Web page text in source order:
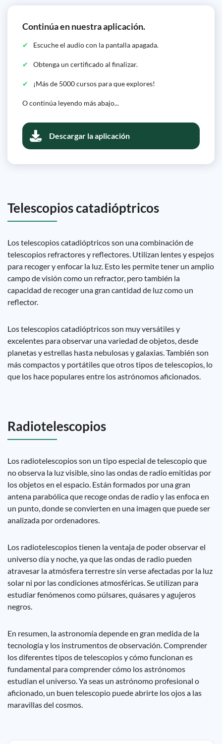
Continúa en nuestra aplicación.
Escuche el audio con la pantalla apagada.
Obtenga un certificado al finalizar.
¡Más de 5000 cursos para que explores!
O continúa leyendo más abajo...
Descargar la aplicación
Telescopios catadióptricos
Los telescopios catadióptricos son una combinación de
telescopios refractores y reflectores. Utilizan lentes y espejos
para recoger y enfocar la luz. Esto les permite tener un amplio
campo de visión como un refractor, pero también la
capacidad de recoger una gran cantidad de luz como un
reflector.
Los telescopios catadióptricos son muy versátiles y
excelentes para observar una variedad de objetos, desde
planetas y estrellas hasta nebulosas y galaxias. También son
más compactos y portátiles que otros tipos de telescopios, lo
que los hace populares entre los astrónomos aficionados.
Radiotelescopios
Los radiotelescopios son un tipo especial de telescopio que
no observa la luz visible, sino las ondas de radio emitidas por
los objetos en el espacio. Están formados por una gran
antena parabólica que recoge ondas de radio y las enfoca en
un punto, donde se convierten en una imagen que puede ser
analizada por ordenadores.
Los radiotelescopios tienen la ventaja de poder observar el
universo día y noche, ya que las ondas de radio pueden
atravesar la atmósfera terrestre sin verse afectadas por la luz
solar ni por las condiciones atmosféricas. Se utilizan para
estudiar fenómenos como púlsares, quásares y agujeros
negros.
En resumen, la astronomía depende en gran medida de la
tecnología y los instrumentos de observación. Comprender
los diferentes tipos de telescopios y cómo funcionan es
fundamental para comprender cómo los astrónomos
estudian el universo. Ya seas un astrónomo profesional o
aficionado, un buen telescopio puede abrirte los ojos a las
maravillas del cosmos.